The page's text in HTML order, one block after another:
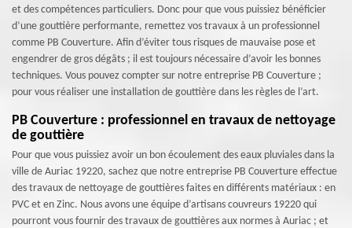
et des compétences particuliers. Donc pour que vous puissiez bénéficier
d’une gouttière performante, remettez vos travaux à un professionnel
comme PB Couverture. Afin d’éviter tous risques de mauvaise pose et
engendrer de gros dégâts ; il est toujours nécessaire d’avoir les bonnes
techniques. Vous pouvez compter sur notre entreprise PB Couverture ;
pour vous réaliser une installation de gouttière dans les règles de l’art.
PB Couverture : professionnel en travaux de nettoyage
de gouttière
Pour que vous puissiez avoir un bon écoulement des eaux pluviales dans la
ville de Auriac 19220, sachez que notre entreprise PB Couverture effectue
des travaux de nettoyage de gouttières faites en différents matériaux : en
PVC et en Zinc. Nous avons une équipe d’artisans couvreurs 19220 qui
pourront vous fournir des travaux de gouttières aux normes à Auriac ; et